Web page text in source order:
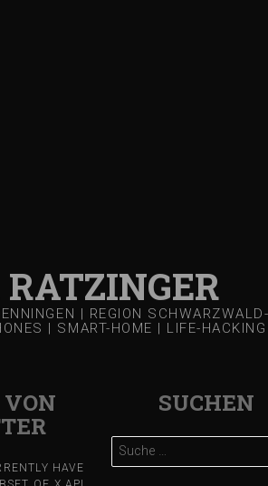
| REGION
| SMART-HOME | LIFE-
HAVE
SUCHEN
nach: